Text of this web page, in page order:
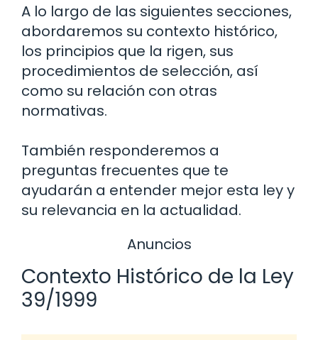
A lo largo de las siguientes secciones,
abordaremos su contexto histórico,
los principios que la rigen, sus
procedimientos de selección, así
como su relación con otras
normativas.
También responderemos a
preguntas frecuentes que te
ayudarán a entender mejor esta ley y
su relevancia en la actualidad.
Anuncios
Contexto Histórico de la Ley
39/1999